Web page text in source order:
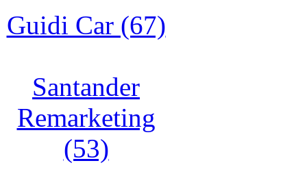
Guidi Car (67)
Santander
Remarketing
(53)